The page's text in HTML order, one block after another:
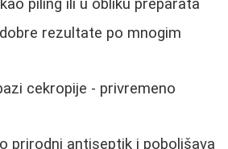
piling ili u obliku preparata
rezultate po mnogim
cekropije - privremeno
prirodni antiseptik i poboljšava